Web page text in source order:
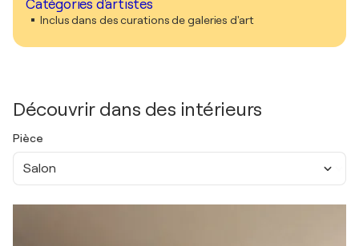
Catégories d'artistes
Inclus dans des curations de galeries d'art
Découvrir dans des intérieurs
Pièce
Salon